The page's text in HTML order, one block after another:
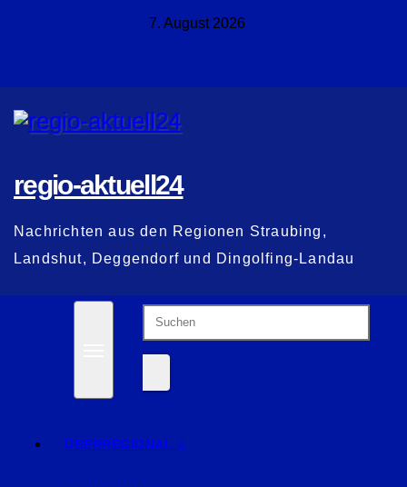
7. August 2026
regio-aktuell24
Nachrichten aus den Regionen Straubing,
Landshut, Deggendorf und Dingolfing-Landau
ÜBERREGIONAL